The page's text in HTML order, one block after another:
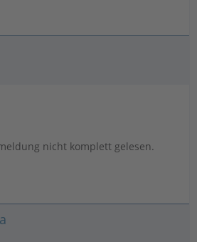
nicht komplett gelesen.